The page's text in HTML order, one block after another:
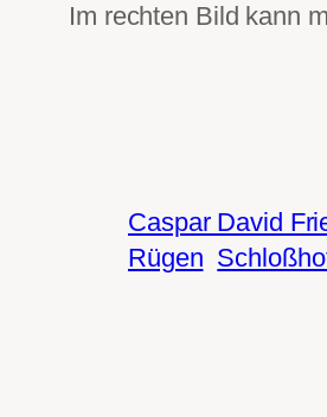
Im rechten Bild kann
Caspar David
Rügen